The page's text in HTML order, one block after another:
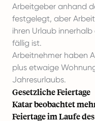
Arbeitgeber anhand
festgelegt, aber
ihren Urlaub
fällig ist.
Arbeitnehmer haben
plus etwaige
Jahresurlaubs.
Gesetzliche Feiertage
Katar beobachtet
Feiertage im Laufe